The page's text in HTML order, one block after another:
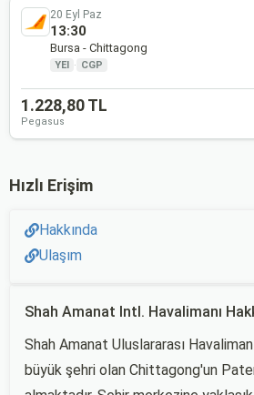
20 Eyl Paz
13:30
Bursa - Chittagong
YEI · CGP
1.228,80 TL
Pegasus
Hızlı Erişim
Hakkında
Ulaşım
Shah Amanat Intl. Havalimanı
Shah Amanat Uluslararası
büyük şehri olan Chittagong'un